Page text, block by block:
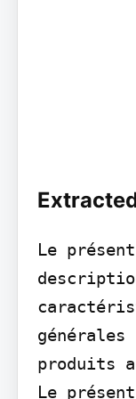
Le présent
générales
produits
Le